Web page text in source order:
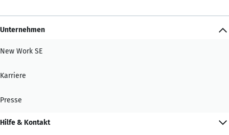
Unternehmen
New Work SE
Karriere
Presse
Hilfe & Kontakt